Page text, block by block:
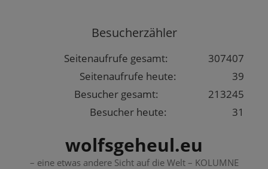
Besucherzähler
307407
Seitenaufrufe gesamt:
39
Seitenaufrufe heute:
213245
Besucher gesamt:
31
Besucher heute:
wolfsgeheul.eu
– eine etwas andere Sicht auf die Welt – KOLUMNE